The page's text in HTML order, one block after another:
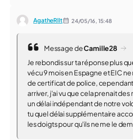
AgatheRllt 24/05/16, 15:48
Message deCamille28
Je rebondis sur ta réponse plus
vécu 9 mois en Espagne et EIC
de certificat de police,
arriver, j'ai vu que cela prenait
un délai indépendant de notre
tu quel délai supplémentaire
les doigts pour qu'ils ne me le